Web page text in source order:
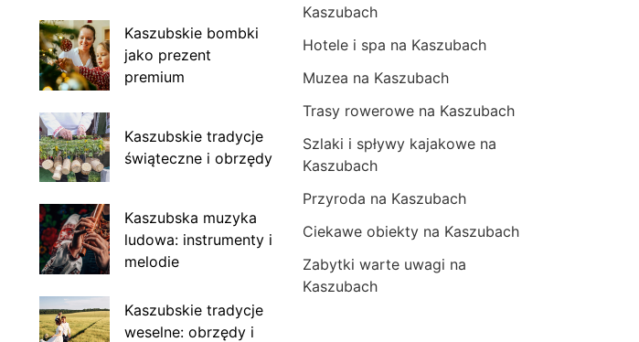
Kaszubskie bombki
jako prezent
premium
Kaszubskie tradycje
świąteczne i obrzędy
Kaszubska muzyka
ludowa: instrumenty i
melodie
Kaszubskie tradycje
weselne: obrzędy i
Kaszubach
Hotele i spa na Kaszubach
Muzea na Kaszubach
Trasy rowerowe na Kaszubach
Szlaki i spływy kajakowe na
Kaszubach
Przyroda na Kaszubach
Ciekawe obiekty na Kaszubach
Zabytki warte uwagi na
Kaszubach